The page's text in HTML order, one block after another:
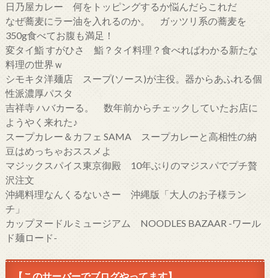
日乃屋カレー 何をトッピングするか悩んだらこれだ
なぜ蕎麦にラー油を入れるのか。 ガッツリ系の蕎麦を
350g食べてお腹も満足！
変タイ鮨 すがひさ 鮨？タイ料理？食べればわかる新たな
料理の世界ｗ
シモキタ洋麺店 スープ(ソース)が主役。器からあふれる個
性派濃厚パスタ
吉祥寺 ハバカーる。 数年前からチェックしていたお店に
ようやく来れた♪
スープカレー＆カフェ SAMA スープカレーと高相性の納
豆はめっちゃおススメよ
マジックスパイス東京御殿 10年ぶりのマジスパでプチ贅
沢注文
沖縄料理なんくるないさー 沖縄版「大人のお子様ラン
チ」
カップヌードルミュージアム NOODLES BAZAAR -ワール
ド麺ロード-